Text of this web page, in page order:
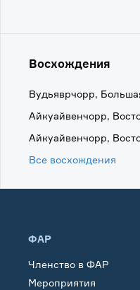
Восхождения
Вудьяврчорр,
Айкуайвенчорр,
Айкуайвенчорр,
Все восхождения
ФАР
Членство в ФАР
Мероприятия